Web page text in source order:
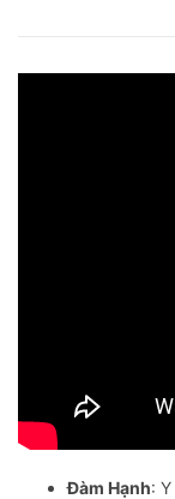
Đàm Hạnh: